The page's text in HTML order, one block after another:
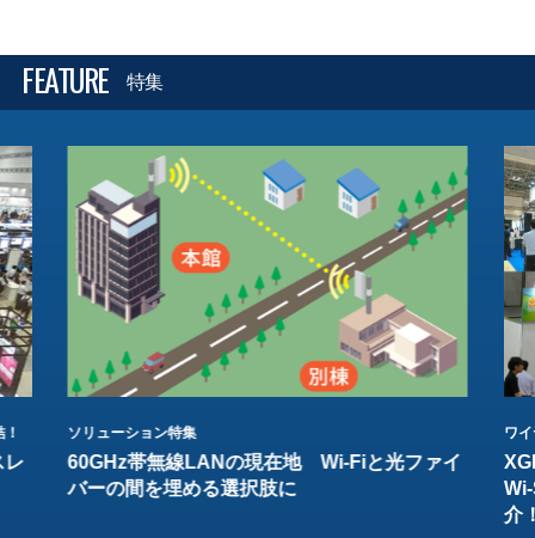
FEATURE 特集
レ
ソリューション特集
60GHz帯無線LANの現在地 Wi-Fiと光ファイ
バーの間を埋める選択肢に
ワ
介